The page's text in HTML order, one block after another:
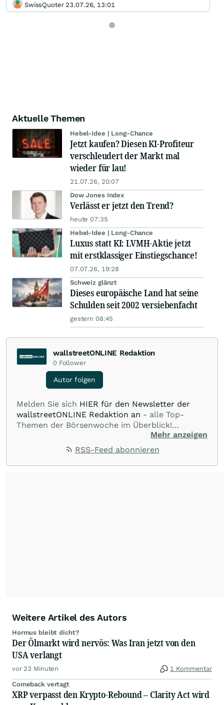
SwissQuoter 23.07.26, 13:01
Aktuelle Themen
Hebel-Idee | Long-Chance
Jetzt kaufen? Diesen KI-Profiteur
verschleudert der Markt mal
wieder für lau!
21.07.26, 20:07
Dow Jones Index
Verlässt er jetzt den Trend?
heute 07:35
Hebel-Idee | Long-Chance
Luxus statt KI: LVMH-Aktie jetzt
mit erstklassiger Einstiegschance!
07.07.26, 19:28
Schweiz glänzt
Dieses europäische Land hat seine
Schulden seit 2002 versiebenfacht
gestern 08:45
wallstreetONLINE Redaktion
0 Follower
Autor folgen
Melden Sie sich HIER für den Newsletter der
wallstreetONLINE Redaktion an - alle Top-
Themen der Börsenwoche im Überblick!
Verpassen Sie kein wichtiges Anleger-Thema!Für
Beiträge auf diesem journalistischen Channel ist
Redaktion verantwortlich. Die Fachjournalisten
Mehr anzeigen
RSS-Feed abonnieren
Weitere Artikel des Autors
Hormus bleibt dicht?
Der Ölmarkt wird nervös: Was Iran jetzt von den
USA verlangt
vor 23 Minuten 1 Kommentar
Comeback vertagt
XRP verpasst den Krypto-Rebound – Clarity Act wird